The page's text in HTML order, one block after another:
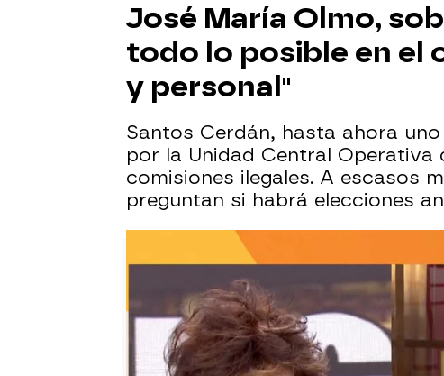
José María Olmo,
todo lo posible en el
y personal"
Santos Cerdán, hasta ahora
por la Unidad Central
comisiones ilegales. A escasos
preguntan si habrá elecciones